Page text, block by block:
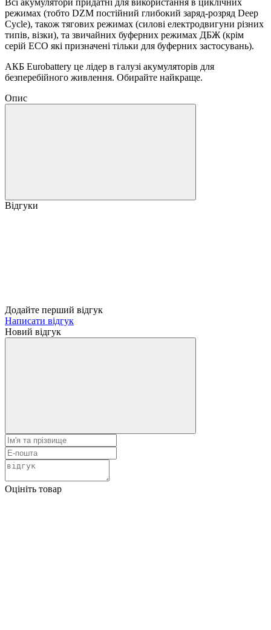
режимах (тобто DZM постійний глибокий заряд-розряд Deep
Cycle), також тягових режимах (силові електродвигуни різних
типів, візки), та звичайних буферних режимах ДБЖ (крім
серій ECO які призначені тільки для буферних застосувань).
АКБ Eurobattery це лідер в галузі акумуляторів для
безперебійного живлення. Обирайте найкраще.
Опис
Відгуки
Додайте перший відгук
Написати відгук
Новий відгук
Оцініть товар